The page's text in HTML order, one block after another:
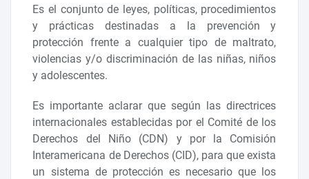
Es el conjunto de leyes, políticas, procedimientos
y prácticas destinadas a la prevención y
protección frente a cualquier tipo de maltrato,
violencias y/o discriminación de las niñas, niños
y adolescentes.
Es importante aclarar que según las directrices
internacionales establecidas por el Comité de los
Derechos del Niño (CDN) y por la Comisión
Interamericana de Derechos (CID), para que exista
un sistema de protección es necesario que los